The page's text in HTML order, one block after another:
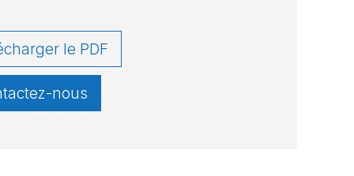
le PDF
nous